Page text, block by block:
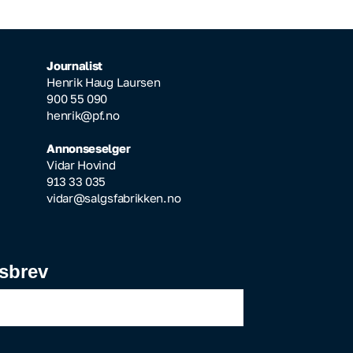
Journalist
Henrik Haug Laursen
900 55 090
henrik@pf.no
Annonseselger
Vidar Hovind
913 33 035
vidar@salgsfabrikken.no